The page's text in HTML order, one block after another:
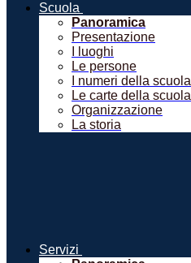
Scuola
Panoramica
Presentazione
I luoghi
Le persone
I numeri della scuola
Le carte della scuola
Organizzazione
La storia
Servizi